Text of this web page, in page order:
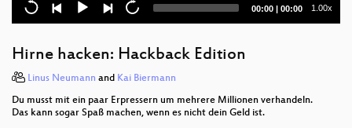
Tech(no)fixes beware!
The Ultimate SPC700 Talk
A Libyan Militia and the EU - A Love Story?
Dissecting EU electronic evidence
Current
00:00 | Total
00:00 1.00x
Hirne hacken: Hackback Edition
Linus Neumann and Kai Biermann
Du musst mit ein paar Erpressern um mehrere Millionen verhandeln.
Das kann sogar Spaß machen, wenn es nicht dein Geld ist.